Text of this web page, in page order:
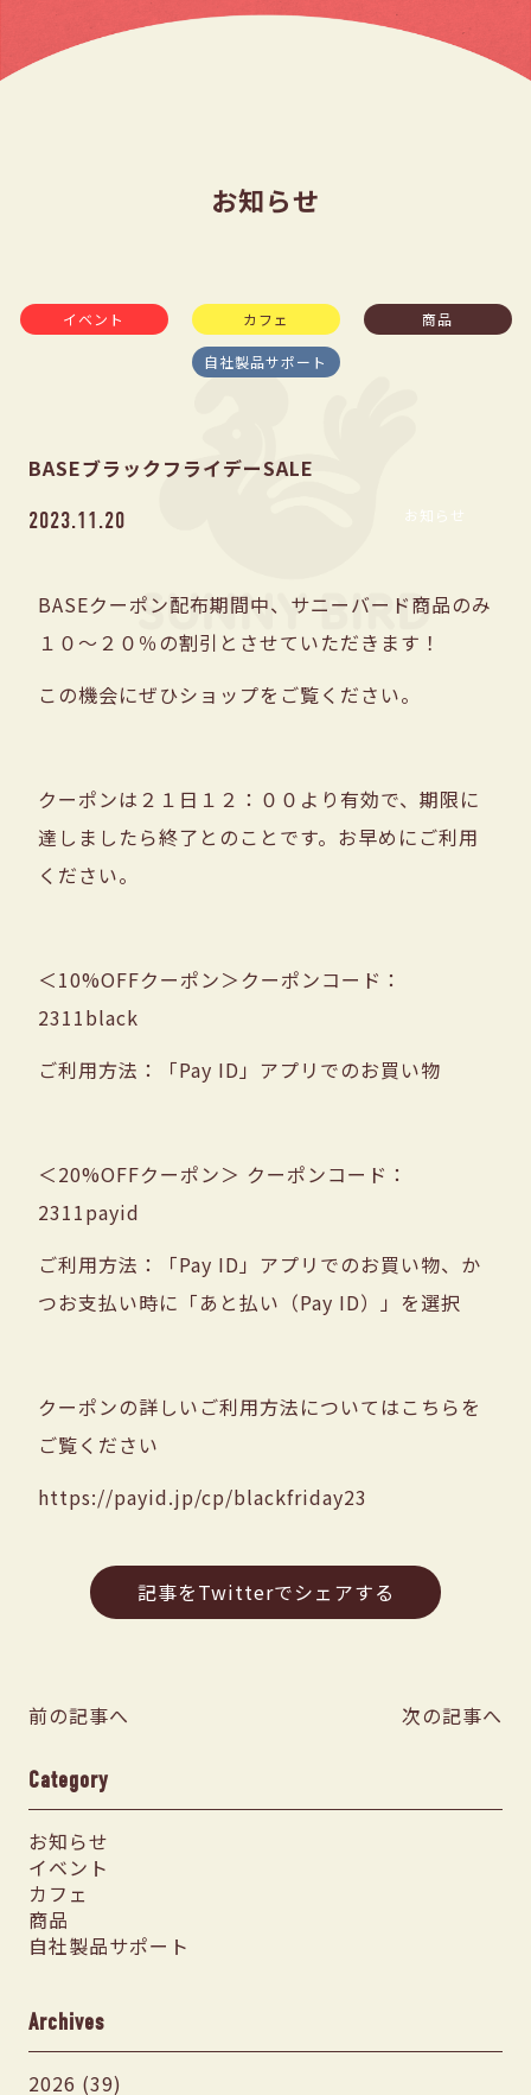
お知らせ
イベント カフェ 商品
自社製品サポート
BASEブラックフライデーSALE
2023.11.20 お知らせ
BASEクーポン配布期間中、サニーバード商品のみ
１０～２０％の割引とさせていただきます！
この機会にぜひショップをご覧ください。
クーポンは２１日１２：００より有効で、期限に
達しましたら終了とのことです。お早めにご利用
ください。
＜10%OFFクーポン＞クーポンコード：
2311black
ご利用方法：「Pay ID」アプリでのお買い物
＜20%OFFクーポン＞ クーポンコード：
2311payid
ご利用方法：「Pay ID」アプリでのお買い物、か
つお支払い時に「あと払い（Pay ID）」を選択
クーポンの詳しいご利用方法についてはこちらを
ご覧ください
https://payid.jp/cp/blackfriday23
記事をTwitterでシェアする
前の記事へ 次の記事へ
Category
お知らせ
イベント
カフェ
商品
自社製品サポート
Archives
2026 (39)